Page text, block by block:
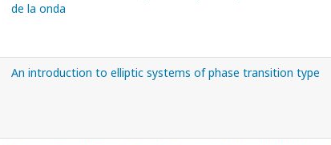
de la onda
An introduction to elliptic systems of phase transition type